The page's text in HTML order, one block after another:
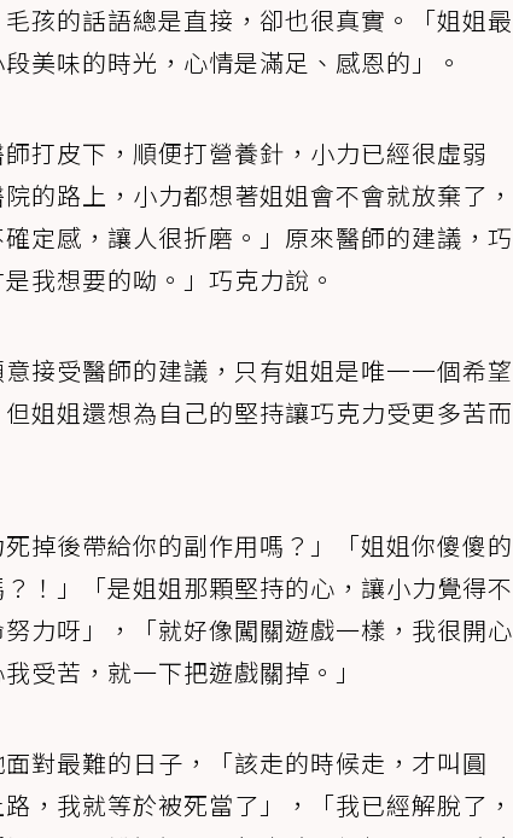
孩的話語總是直接，卻也很真實。「姐姐最
美味的時光，心情是滿足、感恩的」。
打皮下，順便打營養針，小力已經很虛弱
的路上，小力都想著姐姐會不會就放棄了，
定感，讓人很折磨。」原來醫師的建議，巧
我想要的呦。」巧克力說。
接受醫師的建議，只有姐姐是唯一一個希望
姐姐還想為自己的堅持讓巧克力受更多苦而
掉後帶給你的副作用嗎？」「姐姐你傻傻的
！」「是姐姐那顆堅持的心，讓小力覺得不
力呀」，「就好像闖關遊戲一樣，我很開心
受苦，就一下把遊戲關掉。」
對最難的日子，「該走的時候走，才叫圓
，我就等於被死當了」，「我已經解脫了，